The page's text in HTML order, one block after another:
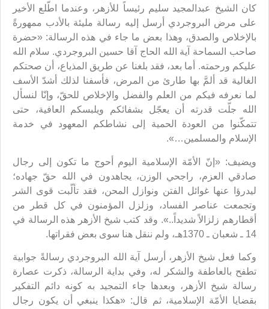
كان الشيخ عبدالمجيد سليم رئيساً للأزهر، وعندما اطّلع الأخير
على مرض البروجردي أرسل إليه رسالة مليئة بالأدب ممهورةً
بالإخلاص والصدق، وهذا بعض ما جاء في هذه الرسالة: «حضرة
صاحب السماحة آية الله الحاج آقا حسين البروجردي. سلام الله
عليكم ورحمته. أما بعد، فقد بلغنا عن طريق المذياع، أن صحتكم
الغالية قد ألمَّ بها طارئ من المرض، فأسفنا لذلك أشدّ الأسف
لما نعرفه فيكم من العلم والفضل والإخلاص للحقّ، وإنّا لنسأل
الله جلّت قدرته أن يعجّل بشفائكم ويلبسكم العافية، حتى
تتمكّنوا من العودة الحمية إلى نشاطكم المعهود في خدمة
الإسلام والمسلمين…».
ويضيف: «إنّ الأمّة الإسلامية اليوم أحوج ما تكون إلى رجال
صادقي العزم، راجحي الوزن، يجاهدون في الله حقّ جهاده؛
ليدرؤا عنها غوائل الفتن ونوازل المحن، فقد تألّبت قوى الشر
وتجمعت عناصر الفساد، وزلزل المؤمنون في كل قطر من
أقطارهم زلزالاً شديداً..». وقد كتب شيخ الأزهر هذه الرسالة في
14 ـ شعبان ـ 1370هـ، ولم ننقل هنا سوى بعض فقراتها.
وكما فعل شيخ الأزهر، أرسل آية الله البروجردي رسالةً جوابية
تطفح بالعاطفة والشكر له، وفي بداية الرسالة، ذكرت عصارة
رسالة شيخ الأزهر، وبعدها جاء التمجيد به كونه دائم التفكير
بقضايا الأمّة الإسلامية، ثم قال: «هكذا ينبغي أن يكون رجال